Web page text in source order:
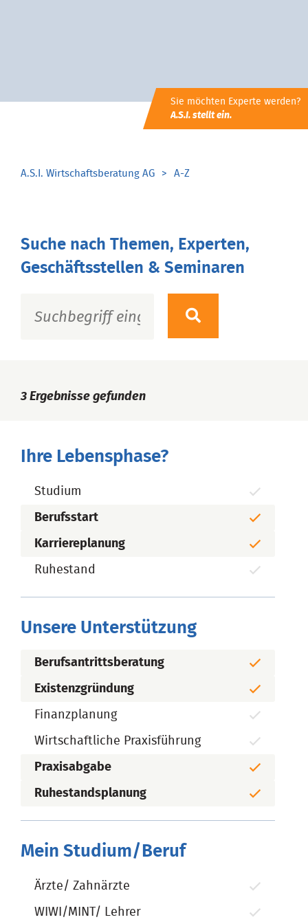
Sie möchten Experte werden?
A.S.I. stellt ein.
A.S.I. Wirtschaftsberatung AG A-Z
Suche nach Themen, Experten,
Geschäftsstellen & Seminaren
3 Ergebnisse gefunden
Ihre Lebensphase?
Studium
Berufsstart
Karriereplanung
Ruhestand
Unsere Unterstützung
Berufsantrittsberatung
Existenzgründung
Finanzplanung
Wirtschaftliche Praxisführung
Praxisabgabe
Ruhestandsplanung
Mein Studium/Beruf
Ärzte/ Zahnärzte
WIWI/MINT/ Lehrer